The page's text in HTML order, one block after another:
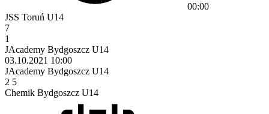
00:00
JSS Toruń U14
7
1
JAcademy Bydgoszcz U14
03.10.2021 10:00
JAcademy Bydgoszcz U14
2 5
Chemik Bydgoszcz U14